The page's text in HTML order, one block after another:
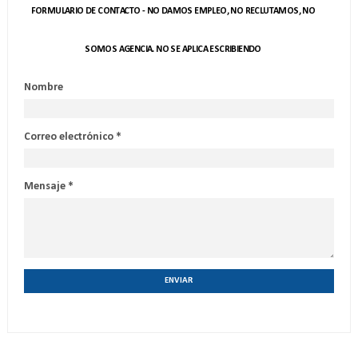
FORMULARIO DE CONTACTO - NO DAMOS EMPLEO, NO RECLUTAMOS, NO
SOMOS AGENCIA. NO SE APLICA ESCRIBIENDO
Nombre
Correo electrónico *
Mensaje *